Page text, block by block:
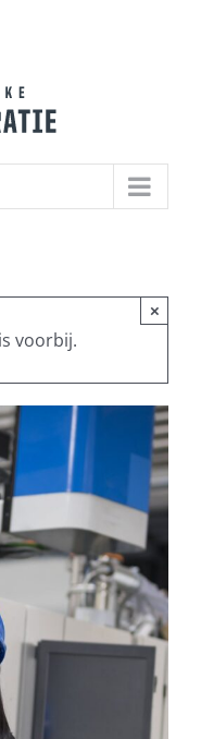
voorbij.
×